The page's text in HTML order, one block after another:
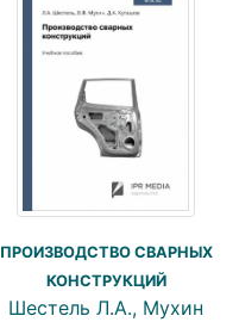
ПРОИЗВОДСТВО СВАРНЫХ
КОНСТРУКЦИЙ
Шестель Л.А., Мухин